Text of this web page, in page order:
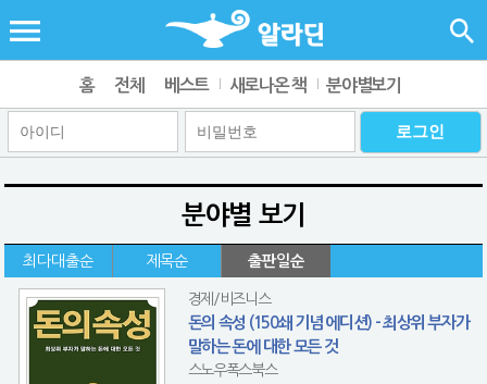
홈 전체 베스트 새로나온 책 분야별보기
분야별 보기
최다대출순 제목순 출판일순
경제/비즈니스
돈의 속성 (150쇄 기념 에디션) - 최상위 부자가
말하는 돈에 대한 모든 것
스노우폭스북스